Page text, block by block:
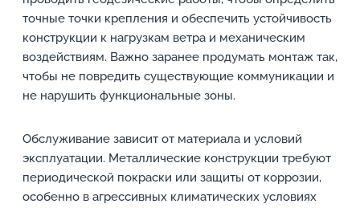
точные точки крепления и обеспечить устойчивость
конструкции к нагрузкам ветра и механическим
воздействиям. Важно заранее продумать монтаж так,
чтобы не повредить существующие коммуникации и
не нарушить функциональные зоны.
Обслуживание зависит от материала и условий
эксплуатации. Металлические конструкции требуют
периодической покраски или защиты от коррозии,
особенно в агрессивных климатических условиях